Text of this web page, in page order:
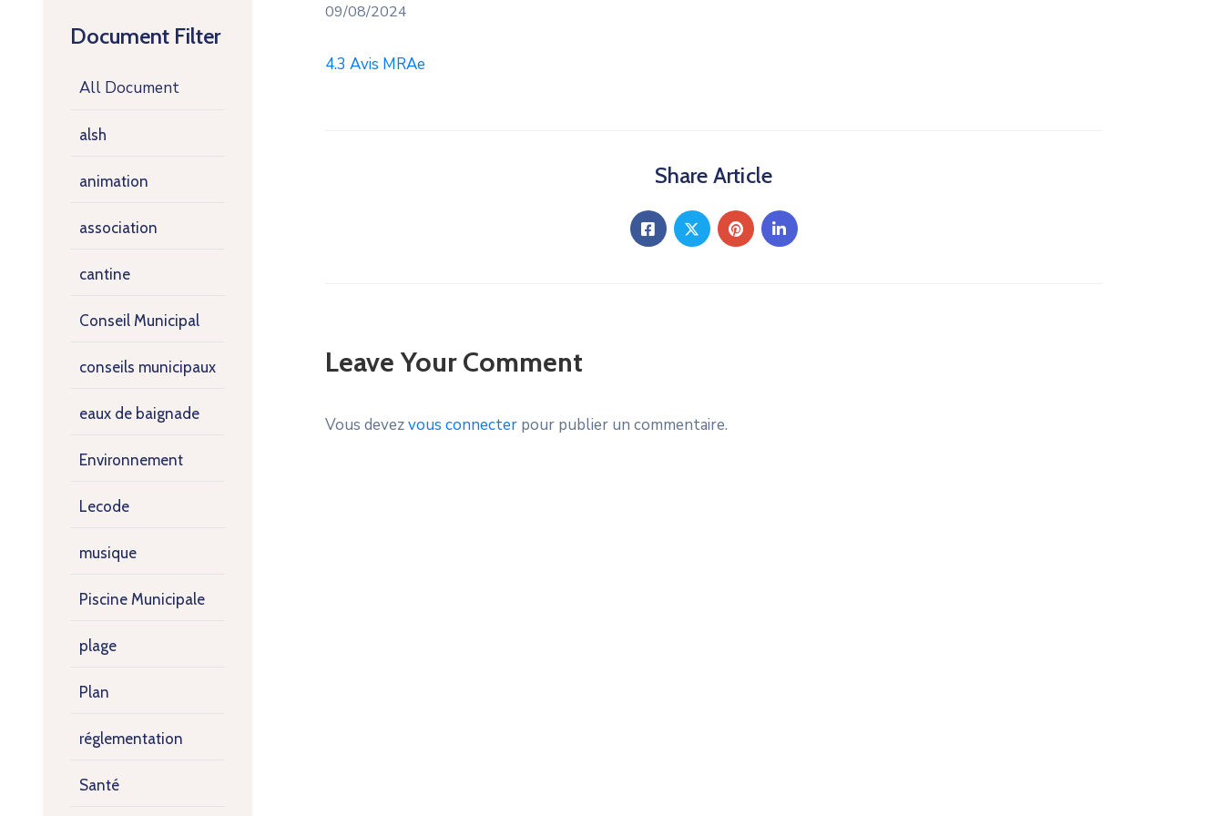
Document Filter
All Document
alsh
animation
association
cantine
Conseil Municipal
conseils municipaux
eaux de baignade
Environnement
Lecode
musique
Piscine Municipale
plage
Plan
réglementation
Santé
09/08/2024
4.3 Avis MRAe
Share Article
Leave Your Comment
Vous devezvous connecter pour publier un commentaire.